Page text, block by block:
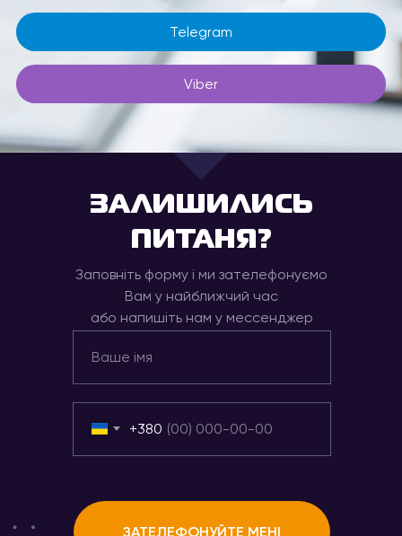
Telegram
Viber
ЗАЛИШИЛИСЬ
ПИТАНЯ?
Заповніть форму і ми зателефонуємо
Вам у найближчий час
або напишіть нам у мессенджер
+380
ЗАТЕЛЕФОНУЙТЕ МЕНІ